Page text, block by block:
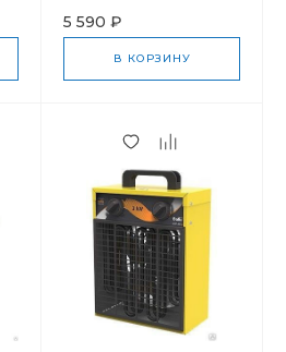
5 590 ₽
В КОРЗИНУ